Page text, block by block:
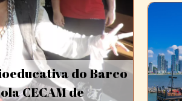
do Barco
CECAM de